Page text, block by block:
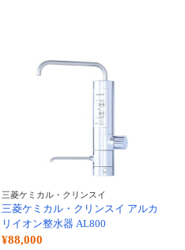
三菱ケミカル・クリンスイ
三菱ケミカル・クリンスイ アルカ
リイオン整水器 AL800
¥88,000